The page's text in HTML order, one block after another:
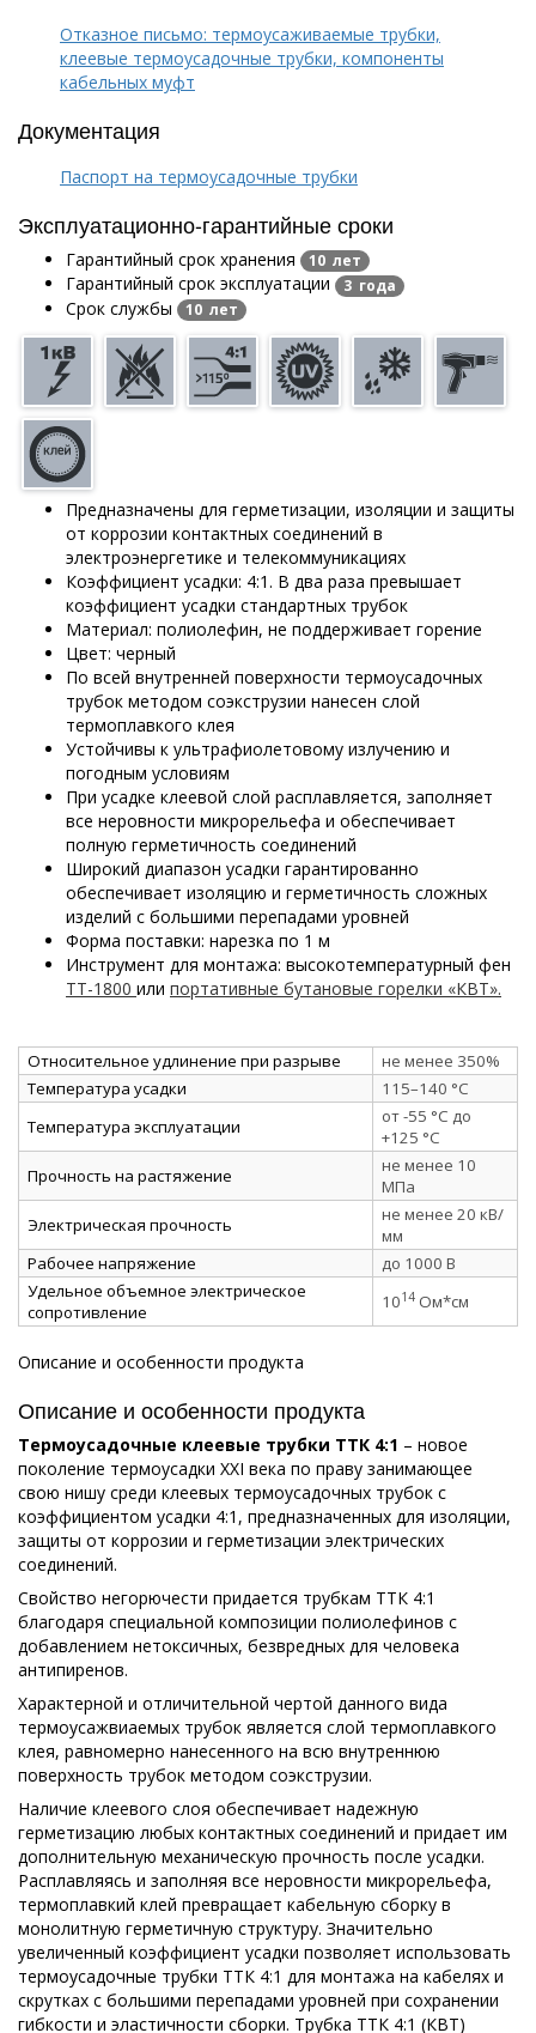
Отказное письмо: термоусаживаемые трубки,
клеевые термоусадочные трубки, компоненты
кабельных муфт
Документация
Паспорт на термоусадочные трубки
Эксплуатационно-гарантийные сроки
Гарантийный срок хранения 10 лет
Гарантийный срок эксплуатации 3 года
Срок службы 10 лет
Предназначены для герметизации, изоляции и защиты
от коррозии контактных соединений в
электроэнергетике и телекоммуникациях
Коэффициент усадки: 4:1. В два раза превышает
коэффициент усадки стандартных трубок
Материал: полиолефин, не поддерживает горение
Цвет: черный
По всей внутренней поверхности термоусадочных
трубок методом соэкструзии нанесен слой
термоплавкого клея
Устойчивы к ультрафиолетовому излучению и
погодным условиям
При усадке клеевой слой расплавляется, заполняет
все неровности микрорельефа и обеспечивает
полную герметичность соединений
Широкий диапазон усадки гарантированно
обеспечивает изоляцию и герметичность сложных
изделий с большими перепадами уровней
Форма поставки: нарезка по 1 м
Инструмент для монтажа: высокотемпературный фен
ТТ-1800 или портативные бутановые горелки «КВТ».
Относительное удлинение при разрыве
не менее 350%
Температура усадки
115–140 °C
Температура эксплуатации
от -55 °C до
+125 °C
Прочность на растяжение
не менее 10
МПа
Электрическая прочность
не менее 20 кВ/
мм
Рабочее напряжение
до 1000 В
Удельное объемное электрическое
сопротивление
1014 Ом*см
Описание и особенности продукта
Описание и особенности продукта
Термоусадочные клеевые трубки ТТК 4:1 – новое
поколение термоусадки ХХI века по праву занимающее
свою нишу среди клеевых термоусадочных трубок с
коэффициентом усадки 4:1, предназначенных для изоляции,
защиты от коррозии и герметизации электрических
соединений.
Свойство негорючести придается трубкам ТТК 4:1
благодаря специальной композиции полиолефинов с
добавлением нетоксичных, безвредных для человека
антипиренов.
Характерной и отличительной чертой данного вида
термоусажвиаемых трубок является слой термоплавкого
клея, равномерно нанесенного на всю внутреннюю
поверхность трубок методом соэкструзии.
Наличие клеевого слоя обеспечивает надежную
герметизацию любых контактных соединений и придает им
дополнительную механическую прочность после усадки.
Расплавляясь и заполняя все неровности микрорельефа,
термоплавкий клей превращает кабельную сборку в
монолитную герметичную структуру. Значительно
увеличенный коэффициент усадки позволяет использовать
термоусадочные трубки ТТК 4:1 для монтажа на кабелях и
скрутках с большими перепадами уровней при сохранении
гибкости и эластичности сборки. Трубка ТТК 4:1 (КВТ)